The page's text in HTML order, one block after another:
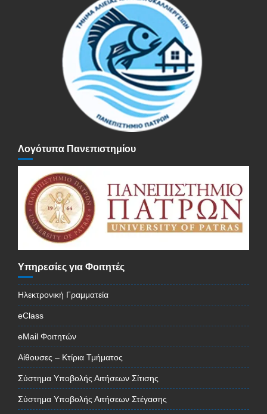
Λογότυπα Πανεπιστημίου
Υπηρεσίες για Φοιτητές
Ηλεκτρονική Γραμματεία
eClass
eMail Φοιτητών
Αίθουσες – Κτίρια Τμήματος
Σύστημα Υποβολής Αιτήσεων Σίτισης
Σύστημα Υποβολής Αιτήσεων Στέγασης